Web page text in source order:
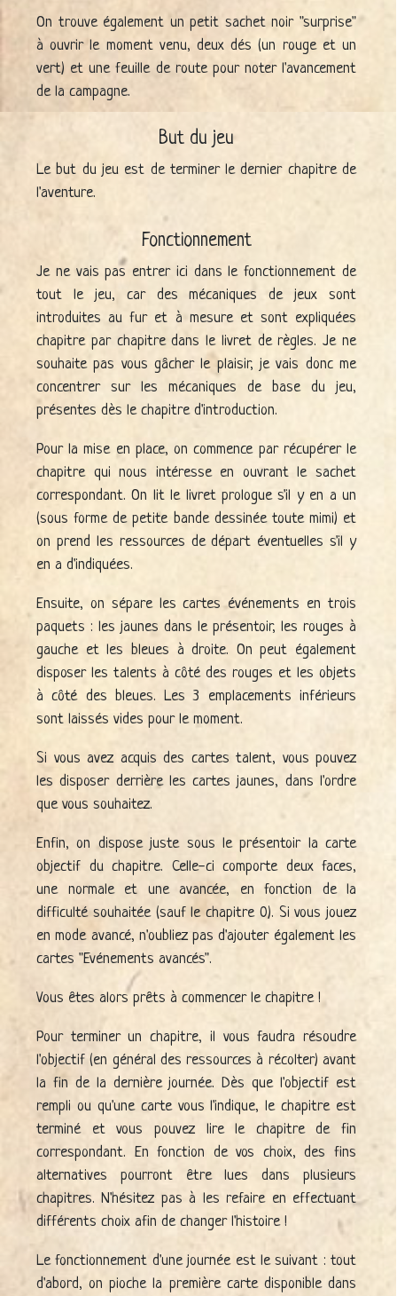
On trouve également un petit sachet noir "surprise"
à ouvrir le moment venu, deux dés (un rouge et un
vert) et une feuille de route pour noter l'avancement
de la campagne.
But du jeu
Le but du jeu est de terminer le dernier chapitre de
l'aventure.
Fonctionnement
Je ne vais pas entrer ici dans le fonctionnement de
tout le jeu, car des mécaniques de jeux sont
introduites au fur et à mesure et sont expliquées
chapitre par chapitre dans le livret de règles. Je ne
souhaite pas vous gâcher le plaisir, je vais donc me
concentrer sur les mécaniques de base du jeu,
présentes dès le chapitre d'introduction.
Pour la mise en place, on commence par récupérer le
chapitre qui nous intéresse en ouvrant le sachet
correspondant. On lit le livret prologue s'il y en a un
(sous forme de petite bande dessinée toute mimi) et
on prend les ressources de départ éventuelles s'il y
en a d'indiquées.
Ensuite, on sépare les cartes événements en trois
paquets : les jaunes dans le présentoir, les rouges à
gauche et les bleues à droite. On peut également
disposer les talents à côté des rouges et les objets
à côté des bleues. Les 3 emplacements inférieurs
sont laissés vides pour le moment.
Si vous avez acquis des cartes talent, vous pouvez
les disposer derrière les cartes jaunes, dans l'ordre
que vous souhaitez.
Enfin, on dispose juste sous le présentoir la carte
objectif du chapitre. Celle-ci comporte deux faces,
une normale et une avancée, en fonction de la
difficulté souhaitée (sauf le chapitre 0). Si vous jouez
en mode avancé, n'oubliez pas d'ajouter également les
cartes "Evénements avancés".
Vous êtes alors prêts à commencer le chapitre !
Pour terminer un chapitre, il vous faudra résoudre
l'objectif (en général des ressources à récolter) avant
la fin de la dernière journée. Dès que l'objectif est
rempli ou qu'une carte vous l'indique, le chapitre est
terminé et vous pouvez lire le chapitre de fin
correspondant. En fonction de vos choix, des fins
alternatives pourront être lues dans plusieurs
chapitres. N'hésitez pas à les refaire en effectuant
différents choix afin de changer l'histoire !
Le fonctionnement d'une journée est le suivant : tout
d'abord, on pioche la première carte disponible dans